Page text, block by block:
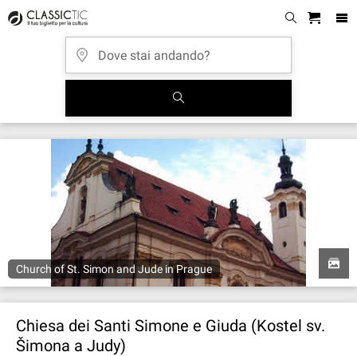
Church of St. Simon and Jude in Prague
Chiesa dei Santi Simone e Giuda (Kostel sv.
Šimona a Judy)